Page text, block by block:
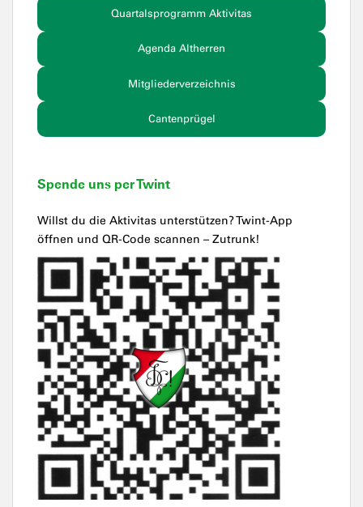
Quartalsprogramm Aktivitas
Agenda Altherren
Mitgliederverzeichnis
Cantenprügel
Spende uns per Twint
Willst du die Aktivitas unterstützen? Twint-App
öffnen und QR-Code scannen – Zutrunk!